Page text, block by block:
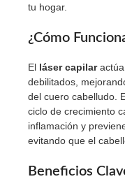
tu hogar.
¿Cómo
El láser capilaractúa
debilitados,
del cuero cabelludo.
ciclo de crecimiento
inflamación y
evitando que el
Beneficios